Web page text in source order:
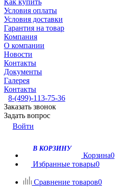
Как купить
Условия оплаты
Условия доставки
Гарантия на товар
Компания
О компании
Новости
Контакты
Документы
Галерея
Контакты
8-(499)-113-75-36
Заказать звонок
Задать вопрос
Войти
В КОРЗИНУ
Корзина0
Избранные товары0
Сравнение товаров0